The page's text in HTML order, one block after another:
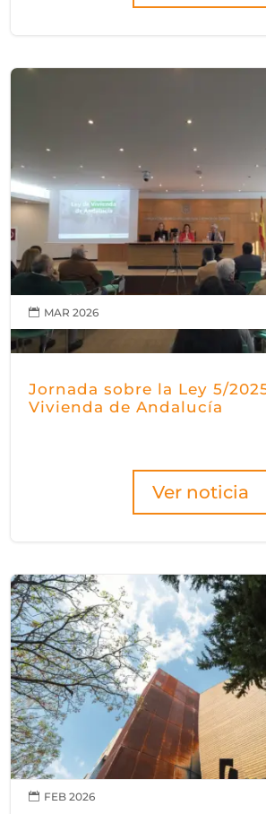
Jornada sobre la Ley 5/
Vivienda de Andalucía
Ver noticia
 MAR 2026
 FEB 2026